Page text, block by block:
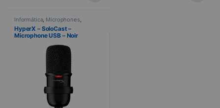
Informática, Microphones,
Dispositivos periféricos
HyperX – SoloCast –
Microphone USB – Noir